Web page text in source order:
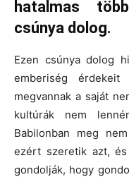
hatalmas
csúnya dolog.
Ezen csúnya dolog
emberiség
megvannak a saját
kultúrák nem
Babilonban meg
ezért szeretik azt,
gondolják, hogy